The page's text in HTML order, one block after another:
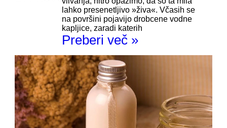
lahko presenetljivo »živa«. Včasih se
na površini pojavijo drobcene vodne
kapljice, zaradi katerih
Preberi več »